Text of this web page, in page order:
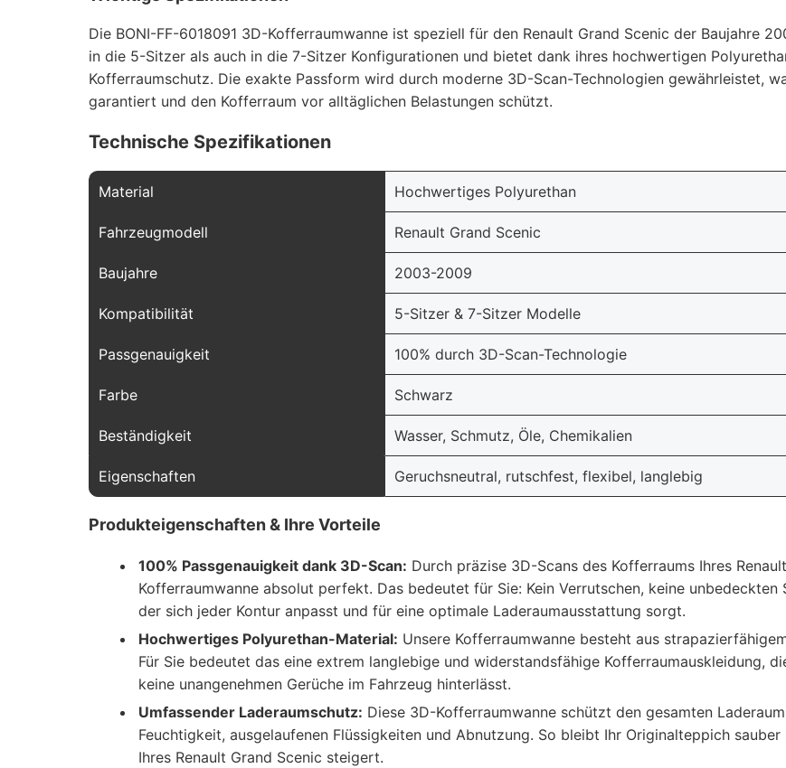
Die BONI-FF-6018091 3D-Kofferraumwanne ist speziell für den Renault Grand Scenic der Baujahre
in die 5-Sitzer als auch in die 7-Sitzer Konfigurationen und bietet dank ihres hochwertigen
Kofferraumschutz. Die exakte Passform wird durch moderne 3D-Scan-Technologien gewährleistet,
garantiert und den Kofferraum vor alltäglichen Belastungen schützt.
Technische Spezifikationen
Material Hochwertiges Polyurethan
Fahrzeugmodell Renault Grand Scenic
Baujahre 2003-2009
Kompatibilität 5-Sitzer & 7-Sitzer Modelle
Passgenauigkeit 100% durch 3D-Scan-Technologie
Farbe Schwarz
Beständigkeit Wasser, Schmutz, Öle, Chemikalien
Eigenschaften Geruchsneutral, rutschfest, flexibel, langlebig
Produkteigenschaften & Ihre Vorteile
100% Passgenauigkeit dank 3D-Scan: Durch präzise 3D-Scans des Kofferraums Ihres
Kofferraumwanne absolut perfekt. Das bedeutet für Sie: Kein Verrutschen, keine
der sich jeder Kontur anpasst und für eine optimale Laderaumausstattung sorgt.
Hochwertiges Polyurethan-Material: Unsere Kofferraumwanne besteht aus
Für Sie bedeutet das eine extrem langlebige und widerstandsfähige Kofferraumauskleidung,
keine unangenehmen Gerüche im Fahrzeug hinterlässt.
Umfassender Laderaumschutz: Diese 3D-Kofferraumwanne schützt den gesamten
Feuchtigkeit, ausgelaufenen Flüssigkeiten und Abnutzung. So bleibt Ihr Originalteppich
Ihres Renault Grand Scenic steigert.